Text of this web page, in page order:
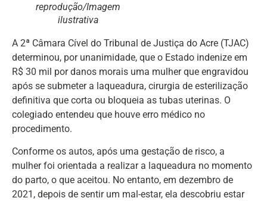
reprodução/Imagem
ilustrativa
A 2ª Câmara Cível do Tribunal de Justiça do Acre (TJAC)
determinou, por unanimidade, que o Estado indenize em
R$ 30 mil por danos morais uma mulher que engravidou
após se submeter a laqueadura, cirurgia de esterilização
definitiva que corta ou bloqueia as tubas uterinas. O
colegiado entendeu que houve erro médico no
procedimento.
Conforme os autos, após uma gestação de risco, a
mulher foi orientada a realizar a laqueadura no momento
do parto, o que aceitou. No entanto, em dezembro de
2021, depois de sentir um mal-estar, ela descobriu estar